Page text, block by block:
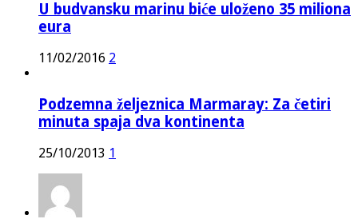
U budvansku marinu biće uloženo 35 miliona
eura
11/02/2016 2
Podzemna željeznica Marmaray: Za četiri
minuta spaja dva kontinenta
25/10/2013 1